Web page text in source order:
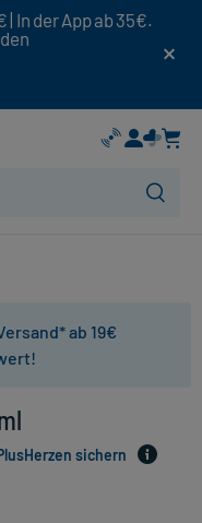
In der App ab 35€.
ab 19€
sichern